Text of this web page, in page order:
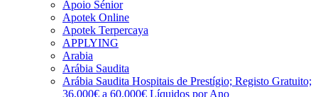
Apoio Sénior
Apotek Online
Apotek Terpercaya
APPLYING
Arabia
Arábia Saudita
Arábia Saudita Hospitais de Prestígio; Registo Gratuito;
36.000€ a 60.000€ Líquidos por Ano